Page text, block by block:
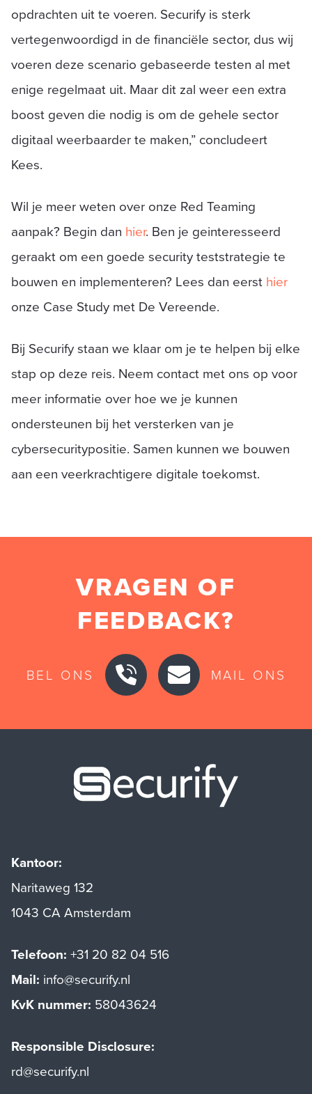
opdrachten uit te voeren. Securify is sterk
vertegenwoordigd in de financiële sector, dus wij
voeren deze scenario gebaseerde testen al met
enige regelmaat uit. Maar dit zal weer een extra
boost geven die nodig is om de gehele sector
digitaal weerbaarder te maken,” concludeert
Kees.
Wil je meer weten over onze Red Teaming
aanpak? Begin dan hier. Ben je geinteresseerd
geraakt om een goede security teststrategie te
bouwen en implementeren? Lees dan eerst hier
onze Case Study met De Vereende.
Bij Securify staan we klaar om je te helpen bij elke
stap op deze reis. Neem contact met ons op voor
meer informatie over hoe we je kunnen
ondersteunen bij het versterken van je
cybersecuritypositie. Samen kunnen we bouwen
aan een veerkrachtigere digitale toekomst.
VRAGEN OF
FEEDBACK?
BEL ONS MAIL ONS
Kantoor:
Naritaweg 132
1043 CA Amsterdam
Telefoon: +31 20 82 04 516
Mail: info@securify.nl
KvK nummer: 58043624
Responsible Disclosure:
rd@securify.nl